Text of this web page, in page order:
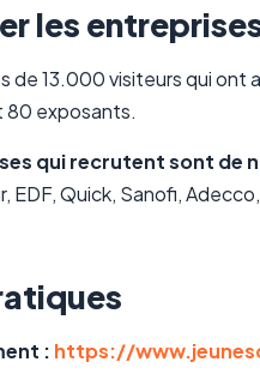
les
de 13.000 visiteurs qui
80 exposants.
qui recrutent sont de
Quick, Sanofi,
: https://